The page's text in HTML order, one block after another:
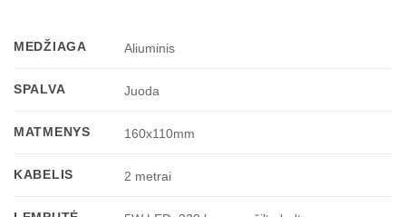
MEDŽIAGA Aliuminis
SPALVA Juoda
MATMENYS 160x110mm
KABELIS 2 metrai